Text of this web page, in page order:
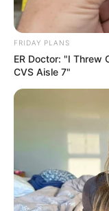
FRIDAY PLANS
ER Doctor: "I Threw
CVS Aisle 7"